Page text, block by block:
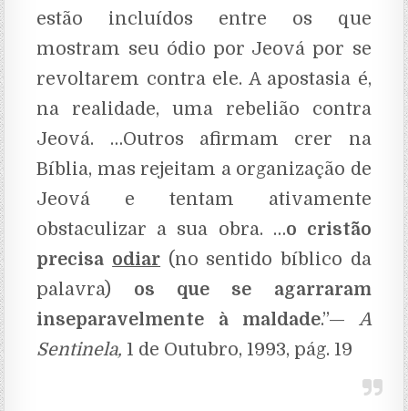
estão incluídos entre os que
mostram seu ódio por Jeová por se
revoltarem contra ele. A apostasia é,
na realidade, uma rebelião contra
Jeová. …Outros afirmam crer na
Bíblia, mas rejeitam a organização de
Jeová e tentam ativamente
obstaculizar a sua obra. …o cristão
precisa odiar (no sentido bíblico da
palavra) os que se agarraram
inseparavelmente à maldade.”— A
Sentinela, 1 de Outubro, 1993, pág. 19